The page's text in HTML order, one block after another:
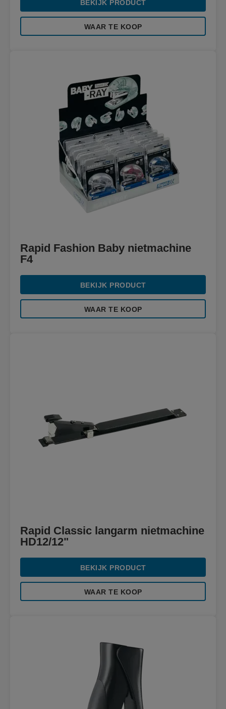
BEKIJK PRODUCT
WAAR TE KOOP
Rapid Fashion Baby nietmachine
F4
BEKIJK PRODUCT
WAAR TE KOOP
Rapid Classic langarm nietmachine
HD12/12"
BEKIJK PRODUCT
WAAR TE KOOP